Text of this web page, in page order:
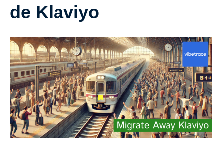
de Klaviyo